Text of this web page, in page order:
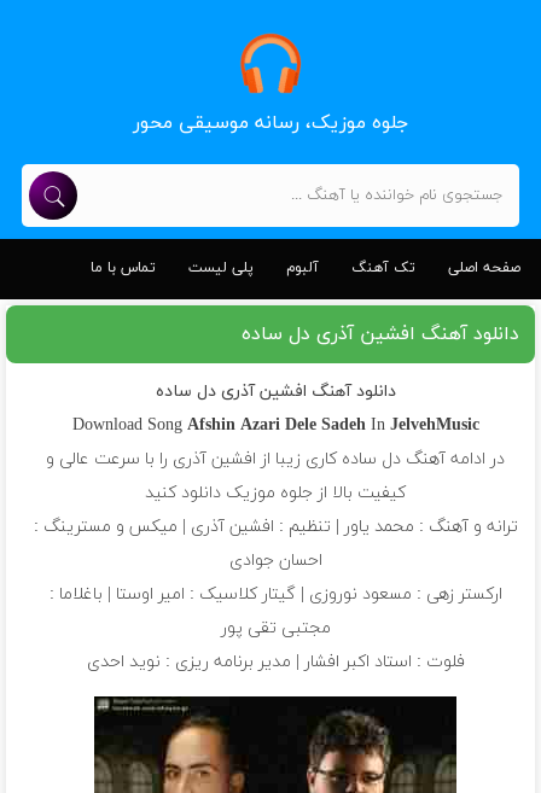
جلوه موزیک، رسانه موسیقی محور
صفحه اصلی تک آهنگ آلبوم پلی لیست تماس با ما
دانلود آهنگ افشین آذری دل ساده
دانلود آهنگ افشین آذری دل ساده
Download Song Afshin Azari Dele SadehIn JelvehMusic
در ادامه آهنگ دل ساده کاری زیبا از افشین آذری را با سرعت عالی و
کیفیت بالا از جلوه موزیک دانلود کنید
ترانه و آهنگ : محمد یاور | تنظیم : افشین آذری | میکس و مسترینگ :
احسان جوادی
ارکستر زهی : مسعود نوروزی | گیتار کلاسیک : امیر اوستا | باغلاما :
مجتبی تقی پور
فلوت : استاد اکبر افشار | مدیر برنامه ریزی : نوید احدی